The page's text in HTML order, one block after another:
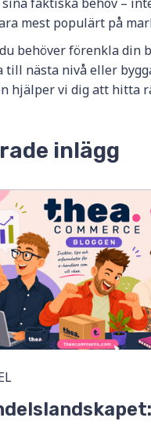
mest populärt på
behöver förenkla din
till nästa nivå eller
hjälper vi dig att hitta
inlägg